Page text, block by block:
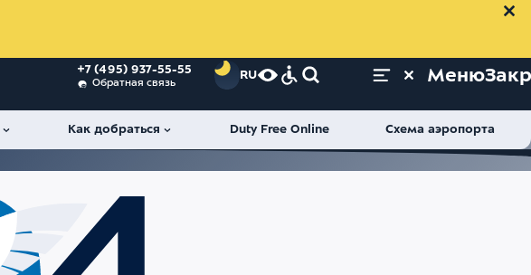
+7 (495) 937-55-55
Обратная связь
RU Меню
Как добраться Duty Free Online Схема аэропорта